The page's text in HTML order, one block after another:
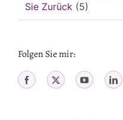
Sie Zurück (5)
Folgen Sie mir: